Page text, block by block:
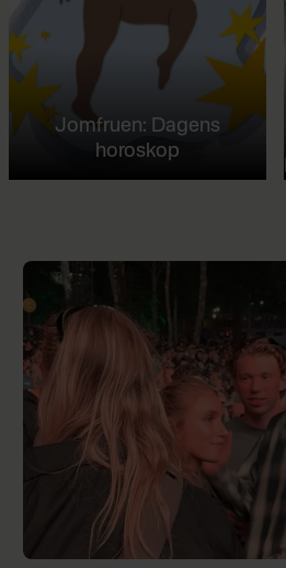
Jomfruen: Dagens
horoskop